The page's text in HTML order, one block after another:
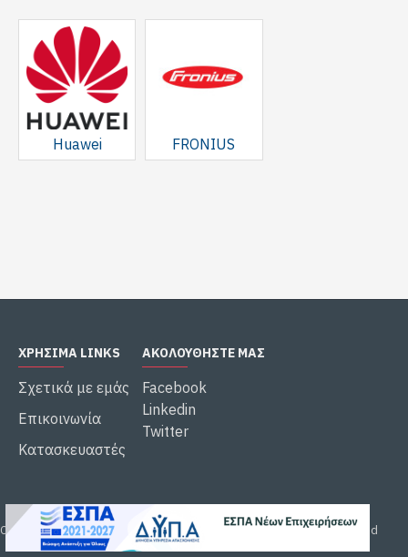
Huawei FRONIUS
ΧΡΉΣΙΜΑ LINKS
Σχετικά με εμάς
Επικοινωνία
Κατασκευαστές
ΑΚΟΛΟΥΘΗΣΤΕ ΜΑΣ
Facebook
Linkedin
Twitter
Copyright © 2023, ΚΥΡΙΑΚΟΠΟΥΛΟΣ ΠΑΝΑΓΙΩΤΗΣ, All Rights Reserved